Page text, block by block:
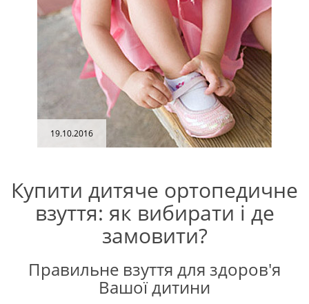
19.10.2016
Купити дитяче ортопедичне
взуття: як вибирати і де
замовити?
Правильне взуття для здоров'я
Вашої дитини